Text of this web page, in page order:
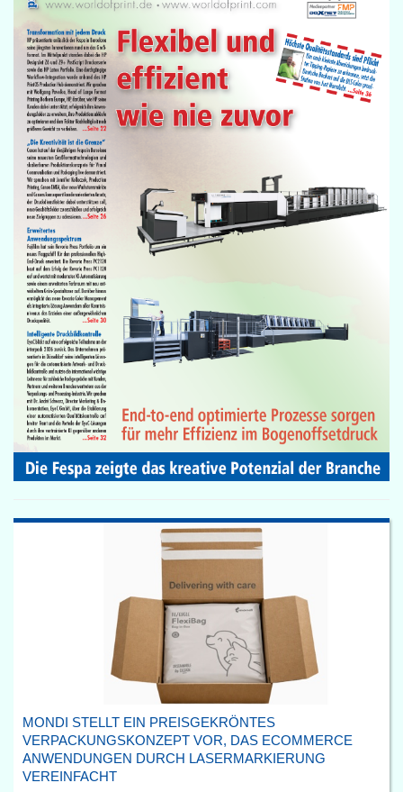
MONDI STELLT EIN PREISGEKRÖNTES
VERPACKUNGSKONZEPT VOR, DAS ECOMMERCE
ANWENDUNGEN DURCH LASERMARKIERUNG
VEREINFACHT